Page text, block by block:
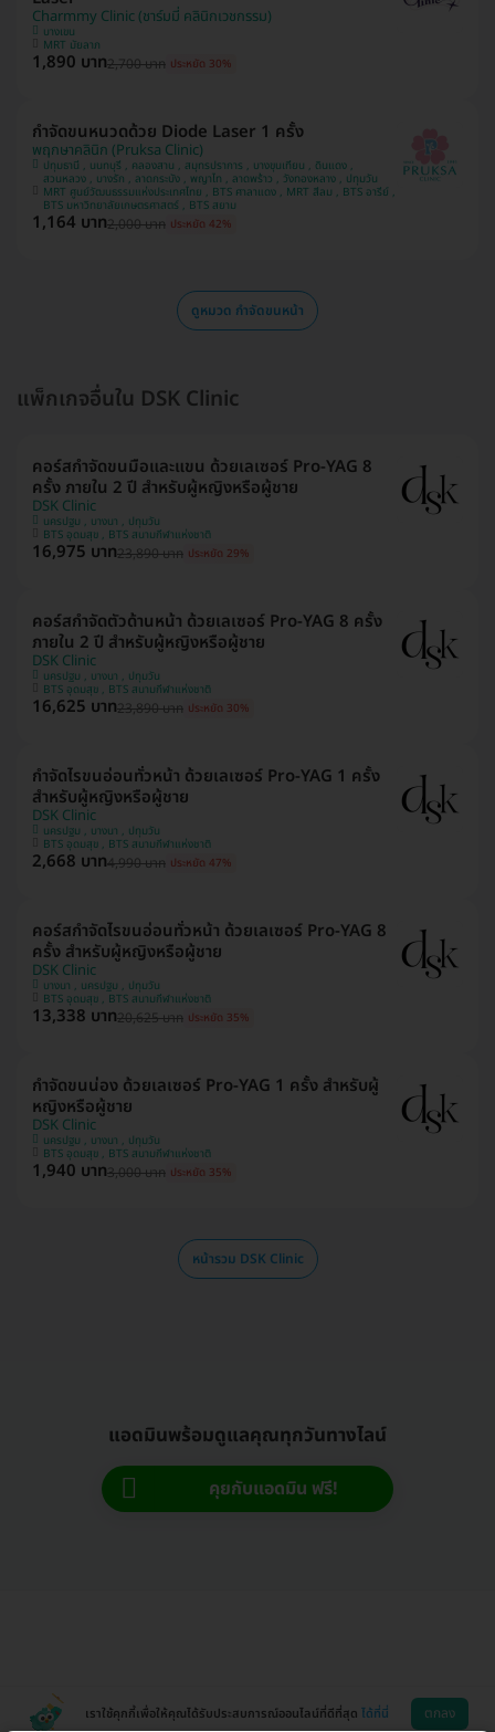
Charmmy Clinic (ชาร์มมี่ คลินิกเวชกรรม)
บางเขน
MRT มัยลาภ
1,890 บาท2,700 บาท ประหยัด 30%
กำจัดขนหนวดด้วย Diode Laser 1 ครั้ง
พฤกษาคลินิก (Pruksa Clinic)
ปทุมธานี , นนทบุรี , คลองสาน , สมุทรปราการ , บางขุนเทียน , ดินแดง ,
สวนหลวง , บางรัก , ลาดกระบัง , พญาไท , ลาดพร้าว , วังทองหลาง , ปทุมวัน
MRT ศูนย์วัฒนธรรมแห่งประเทศไทย , BTS ศาลาแดง , MRT สีลม , BTS อารีย์ ,
BTS มหาวิทยาลัยเกษตรศาสตร์ , BTS สยาม
1,164 บาท2,000 บาท ประหยัด 42%
ดูหมวด กำจัดขนหน้า
แพ็กเกจอื่นใน DSK Clinic
คอร์สกำจัดขนมือและแขน ด้วยเลเซอร์ Pro-YAG 8
ครั้ง ภายใน 2 ปี สำหรับผู้หญิงหรือผู้ชาย
DSK Clinic
นครปฐม , บางนา , ปทุมวัน
BTS อุดมสุข , BTS สนามกีฬาแห่งชาติ
16,975 บาท23,890 บาท ประหยัด 29%
คอร์สกำจัดตัวด้านหน้า ด้วยเลเซอร์ Pro-YAG 8 ครั้ง
ภายใน 2 ปี สำหรับผู้หญิงหรือผู้ชาย
DSK Clinic
นครปฐม , บางนา , ปทุมวัน
BTS อุดมสุข , BTS สนามกีฬาแห่งชาติ
16,625 บาท23,890 บาท ประหยัด 30%
กำจัดไรขนอ่อนทั่วหน้า ด้วยเลเซอร์ Pro-YAG 1 ครั้ง
สำหรับผู้หญิงหรือผู้ชาย
DSK Clinic
นครปฐม , บางนา , ปทุมวัน
BTS อุดมสุข , BTS สนามกีฬาแห่งชาติ
2,668 บาท4,990 บาท ประหยัด 47%
คอร์สกำจัดไรขนอ่อนทั่วหน้า ด้วยเลเซอร์ Pro-YAG 8
ครั้ง สำหรับผู้หญิงหรือผู้ชาย
DSK Clinic
บางนา , นครปฐม , ปทุมวัน
BTS อุดมสุข , BTS สนามกีฬาแห่งชาติ
13,338 บาท20,625 บาท ประหยัด 35%
กำจัดขนน่อง ด้วยเลเซอร์ Pro-YAG 1 ครั้ง สำหรับผู้
หญิงหรือผู้ชาย
DSK Clinic
นครปฐม , บางนา , ปทุมวัน
BTS อุดมสุข , BTS สนามกีฬาแห่งชาติ
1,940 บาท3,000 บาท ประหยัด 35%
หน้ารวม DSK Clinic
แอดมินพร้อมดูแลคุณทุกวันทางไลน์
คุยกับแอดมิน ฟรี!
เราใช้คุกกี้เพื่อให้คุณได้รับประสบการณ์ออนไลน์ที่ดีที่สุด ได้ที่นี่ ตกลง